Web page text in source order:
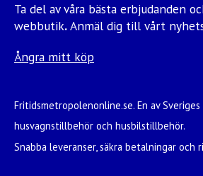
Ta del av våra bästa erbjudanden
webbutik.Anmäl dig till vårt
Ångra mitt köp
Fritidsmetropolenonline.se. En av
husvagnstillbehör och husbilstillbehör.
Snabba leveranser, säkra betalningar och